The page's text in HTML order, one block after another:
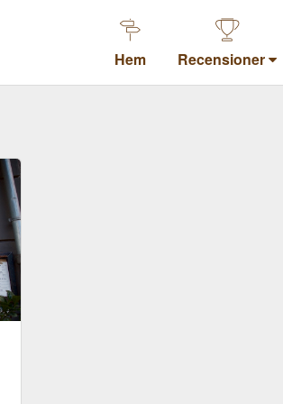
Hem Recensioner